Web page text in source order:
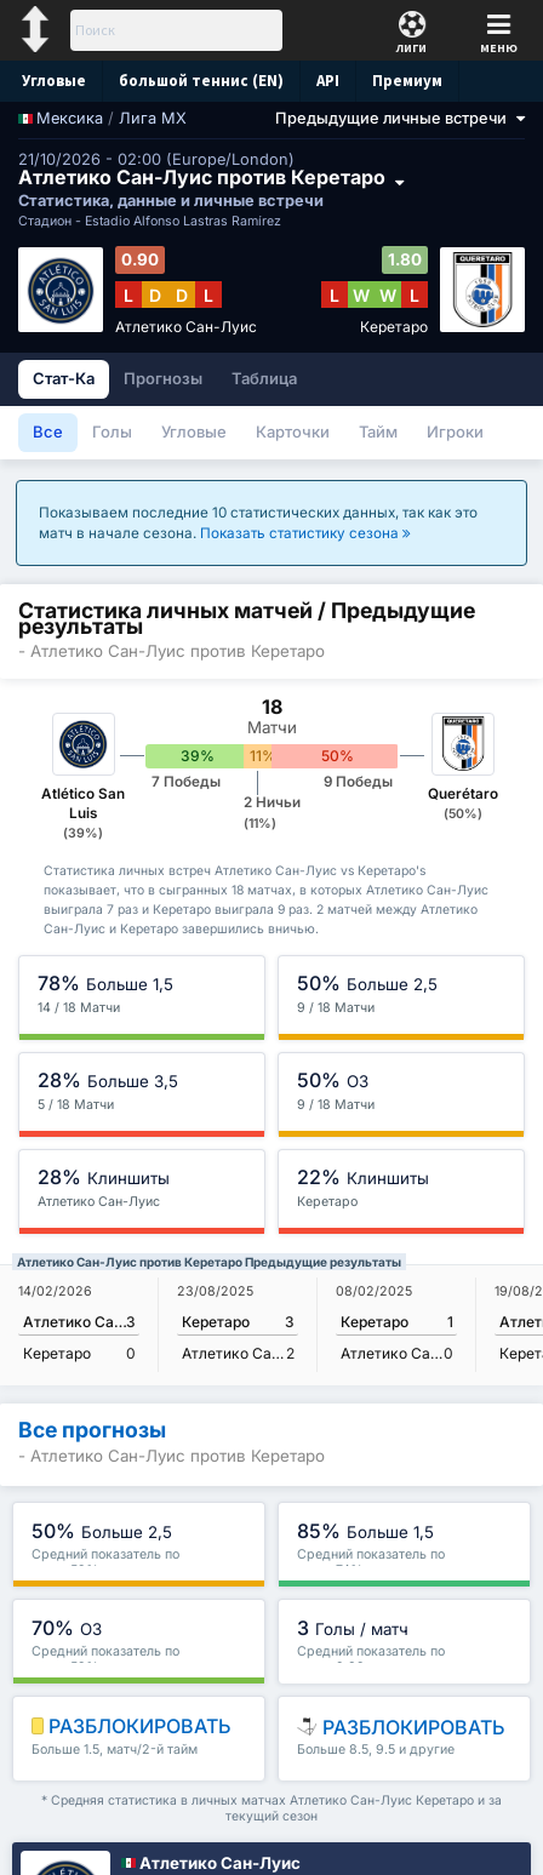
ЛИГИ МЕНЮ
Угловые большой теннис (EN) API Премиум
Прогноз
Мексика / Лига МХ Предыдущие личные встречи
21/10/2026 - 02:00 (Europe/London)
Атлетико Сан-Луис против Керетаро
Статистика, данные и личные встречи
Стадион - Estadio Alfonso Lastras Ramírez
0.90
L D D L
Атлетико Сан-Луис
1.80
L W W L
Керетаро
Стат-Ка Прогнозы Таблица
Все Голы Угловые Карточки Тайм Игроки
Показываем последние 10 статистических данных, так как это
матч в начале сезона. Показать статистику сезона
Статистика личных матчей / Предыдущие
результаты
- Атлетико Сан-Луис против Керетаро
Atlético San
Luis
(39%)
18
Матчи
39% 11% 50%
7 Победы
2 Ничьи
(11%)
9 Победы
Querétaro
(50%)
Статистика личных встреч Атлетико Сан-Луис vs Керетаро's
показывает, что в сыгранных 18 матчах, в которых Атлетико Сан-Луис
выиграла 7 раз и Керетаро выиграла 9 раз. 2 матчей между Атлетико
Сан-Луис и Керетаро завершились вничью.
78% Больше 1,5
14 / 18 Матчи
50% Больше 2,5
9 / 18 Матчи
28% Больше 3,5
5 / 18 Матчи
50% ОЗ
9 / 18 Матчи
28% Клиншиты
Атлетико Сан-Луис
22% Клиншиты
Керетаро
Атлетико Сан-Луис против Керетаро Предыдущие результаты
14/02/2026
Атлетико Сан-Луис3
Керетаро
0
23/08/2025
Керетаро
3
Атлетико Сан-Луис 2
08/02/2025
Керетаро
1
Атлетико Сан-Луис0
19/08/
Все прогнозы
- Атлетико Сан-Луис против Керетаро
50% Больше 2,5
Средний показатель по
лиге : 59%
85% Больше 1,5
Средний показатель по
лиге : 74%
70% ОЗ
Средний показатель по
лиге : 59%
3 Голы / матч
Средний показатель по
лиге : 2.89
РАЗБЛОКИРОВАТЬ
Больше 1.5, матч/2-й тайм
РАЗБЛОКИРОВАТЬ
Больше 8.5, 9.5 и другие
* Средняя статистика в личных матчах Атлетико Сан-Луис Керетаро и за
текущий сезон
Атлетико Сан-Луис